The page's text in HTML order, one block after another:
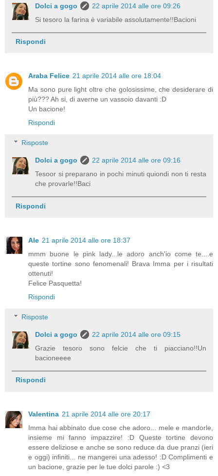
Dolci a gogo
22 aprile 2014 alle ore 09:26
Si tesoro la farina è variabile assolutamente!!Bacioni
Rispondi
Araba Felice 21 aprile 2014 alle ore 18:04
Ma sono pure light oltre che golosissime, che desiderare di
più??? Ah si, di averne un vassoio davanti :D
Un bacione!
Rispondi
Risposte
Dolci a gogo
22 aprile 2014 alle ore 09:16
Tesoor si preparano in pochi minuti quiondi non ti resta
che provarle!!Baci
Rispondi
Ale 21 aprile 2014 alle ore 18:37
mmm buone le pink lady...le adoro anch'io come te....e
queste tortine sono fenomenali! Brava Imma per i risultati
ottenuti!
Felice Pasquetta!
Rispondi
Risposte
Dolci a gogo
22 aprile 2014 alle ore 09:15
Grazie tesoro sono felcie che ti piacciano!!Un
bacioneeee
Rispondi
Valentina 21 aprile 2014 alle ore 20:17
Imma hai abbinato due cose che adoro... mele e mandorle,
insieme mi fanno impazzire! :D Queste tortine devono
essere deliziose e anche se sono reduce da due pranzi (ieri
e oggi) infiniti... ne mangerei una adesso! :D Complimenti e
un bacione, grazie per le tue dolci parole :) <3